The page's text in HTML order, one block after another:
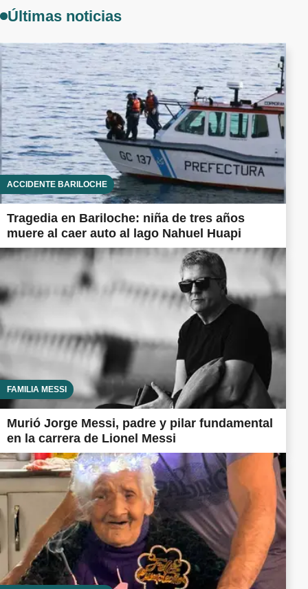
Últimas noticias
ACCIDENTE BARILOCHE
Tragedia en Bariloche: niña de tres años
muere al caer auto al lago Nahuel Huapi
FAMILIA MESSI
Murió Jorge Messi, padre y pilar fundamental
en la carrera de Lionel Messi